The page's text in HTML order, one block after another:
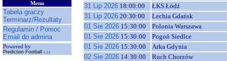
Menu
Tabela graczy
Terminarz/Rezultaty
Regulamin / Pomoc
Email do admina
Powered by
Prediction Football 1.11
31 Lip 2026 18:00:00
ŁKS Łódź
31 Lip 2026 20:30:00
Lechia Gdańsk
01 Sie 2026 15:30:00
Polonia Warszawa
01 Sie 2026 15:30:00
Pogoń Siedlce
01 Sie 2026 15:30:00
Arka Gdynia
02 Sie 2026 14:30:00
Ruch Chorzów